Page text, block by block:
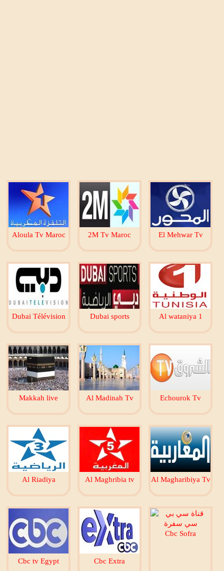
Aloula Tv Maroc 2M Tv Maroc El Mehwar Tv
Dubai Télévision Dubai sports Al wataniya 1
Makkah live Al Madinah Tv Echourok Tv
Al Riadiya Al Maghribia tv Al Magharibiya Tv
Cbc tv Egypt Cbc Extra
Cbc Sofra